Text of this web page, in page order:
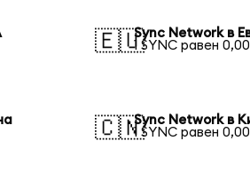
🇪🇺Sync Network в
1 SYNC равен
🇨🇳Sync Network в
1 SYNC равен